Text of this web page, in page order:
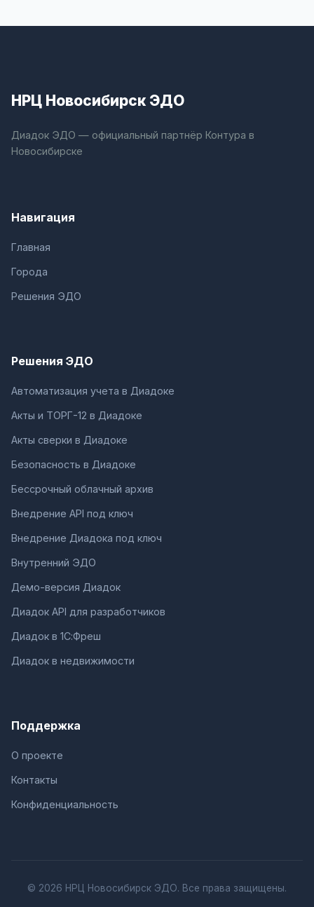
НРЦ Новосибирск ЭДО
Диадок ЭДО — официальный партнёр Контура в
Новосибирске
Навигация
Главная
Города
Решения ЭДО
Решения ЭДО
Автоматизация учета в Диадоке
Акты и ТОРГ-12 в Диадоке
Акты сверки в Диадоке
Безопасность в Диадоке
Бессрочный облачный архив
Внедрение API под ключ
Внедрение Диадока под ключ
Внутренний ЭДО
Демо-версия Диадок
Диадок API для разработчиков
Диадок в 1С:Фреш
Диадок в недвижимости
Поддержка
О проекте
Контакты
Конфиденциальность
© 2026 НРЦ Новосибирск ЭДО. Все права защищены.